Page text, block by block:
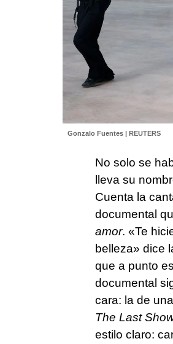
Gonzalo Fuentes | REUTERS
No solo se
lleva su
Cuenta la
documental
amor. «Te
belleza» dice
que a punto
documental
cara: la de
The Last
estilo claro: